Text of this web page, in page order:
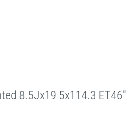
8.5Jx19 5x114.3 ET46"